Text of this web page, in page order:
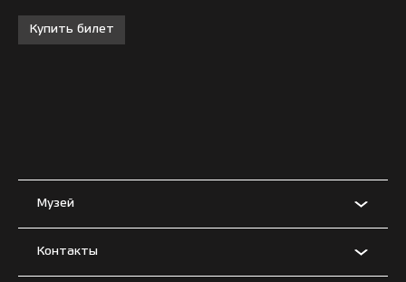
Купить билет
Музей
Контакты